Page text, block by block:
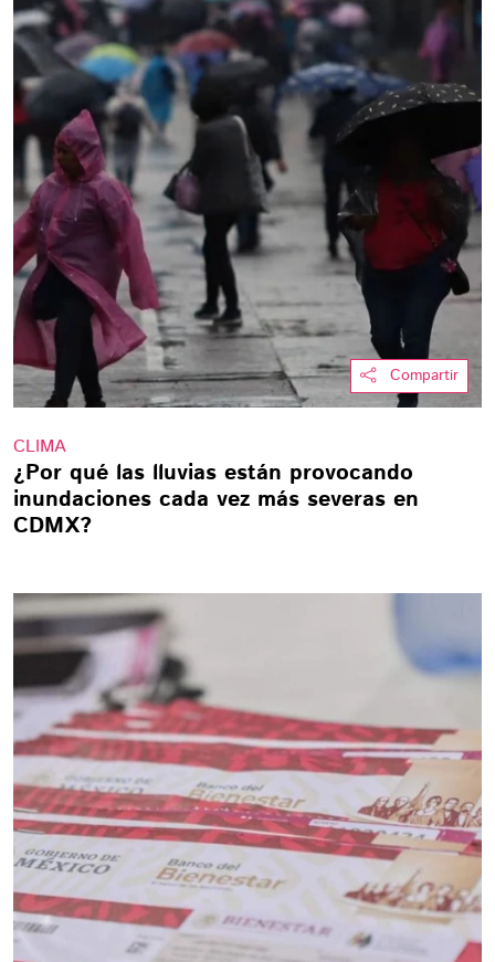
Compartir
CLIMA
¿Por qué las lluvias están provocando
inundaciones cada vez más severas en
CDMX?